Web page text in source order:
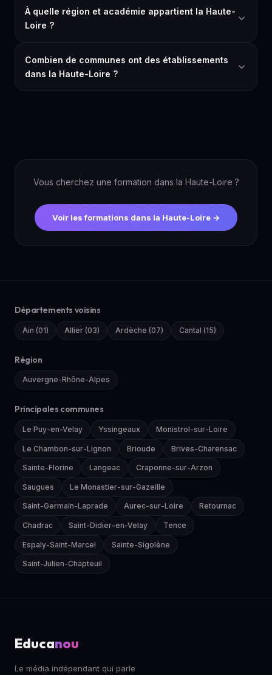
À quelle région et académie appartient la Haute-
Loire ?
Combien de communes ont des établissements
dans la Haute-Loire ?
Vous cherchez une formation dans la Haute-Loire ?
Voir les formations dans la Haute-Loire →
Départements voisins
Ain (01) Allier (03) Ardèche (07) Cantal (15)
Région
Auvergne-Rhône-Alpes
Principales communes
Le Puy-en-Velay Yssingeaux Monistrol-sur-Loire
Le Chambon-sur-Lignon Brioude Brives-Charensac
Sainte-Florine Langeac Craponne-sur-Arzon
Saugues Le Monastier-sur-Gazeille
Saint-Germain-Laprade Aurec-sur-Loire Retournac
Chadrac Saint-Didier-en-Velay Tence
Espaly-Saint-Marcel Sainte-Sigolène
Saint-Julien-Chapteuil
Educanou
Le média indépendant qui parle